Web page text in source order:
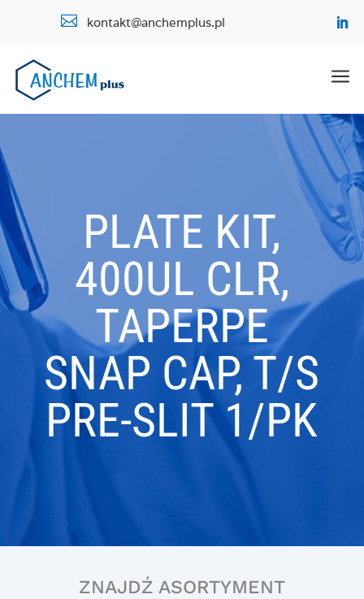
 kontakt@anchemplus.pl
a
PLATE KIT,
400UL CLR,
TAPERPE
SNAP CAP, T/S
PRE-SLIT 1/PK
ZNAJDŹ ASORTYMENT